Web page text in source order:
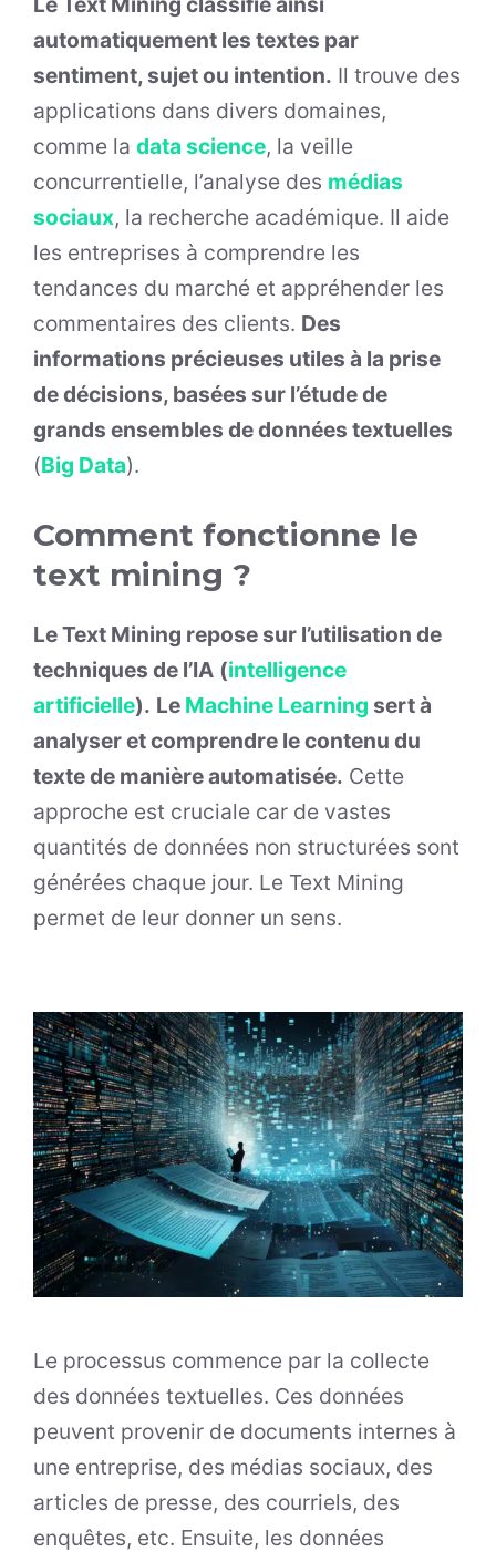
automatiquement les textes par
sentiment, sujet ou intention. Il trouve des
applications dans divers domaines,
comme la data science, la veille
concurrentielle, l’analyse des médias
sociaux, la recherche académique. Il aide
les entreprises à comprendre les
tendances du marché et appréhender les
commentaires des clients. Des
informations précieuses utiles à la prise
de décisions, basées sur l’étude de
grands ensembles de données textuelles
(Big Data).
Comment fonctionne le
text mining ?
Le Text Mining repose sur l’utilisation de
techniques de l’IA (intelligence
artificielle). Le Machine Learning sert à
analyser et comprendre le contenu du
texte de manière automatisée. Cette
approche est cruciale car de vastes
quantités de données non structurées sont
générées chaque jour. Le Text Mining
permet de leur donner un sens.
Le processus commence par la collecte
des données textuelles. Ces données
peuvent provenir de documents internes à
une entreprise, des médias sociaux, des
articles de presse, des courriels, des
enquêtes, etc. Ensuite, les données